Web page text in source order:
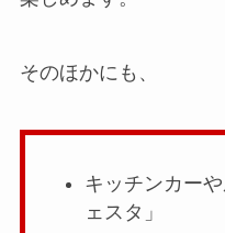
そのほかにも、
キッチンカー
ェスタ」